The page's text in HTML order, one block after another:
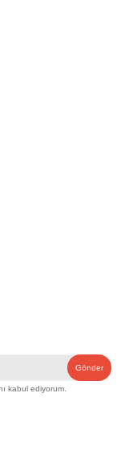
Gönder
kabul ediyorum.